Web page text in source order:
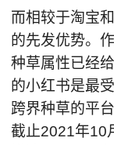
而相较于淘宝
的先发优势。
种草属性已经
的小红书是最
跨界种草的平
截止2021年10